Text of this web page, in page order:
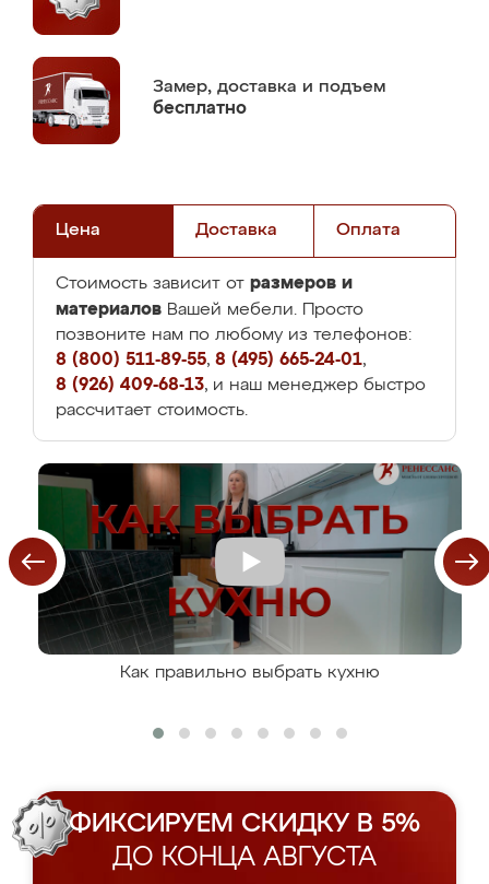
Замер, доставка и подъем
бесплатно
Цена Доставка Оплата
Стоимость зависит от размеров и
материалов Вашей мебели. Просто
позвоните нам по любому из телефонов:
8 (800) 511-89-55, 8 (495) 665-24-01,
8 (926) 409-68-13, и наш менеджер быстро
рассчитает стоимость.
Как правильно выбрать кухню
ФИКСИРУЕМ СКИДКУ В 5%
ДО КОНЦА АВГУСТА